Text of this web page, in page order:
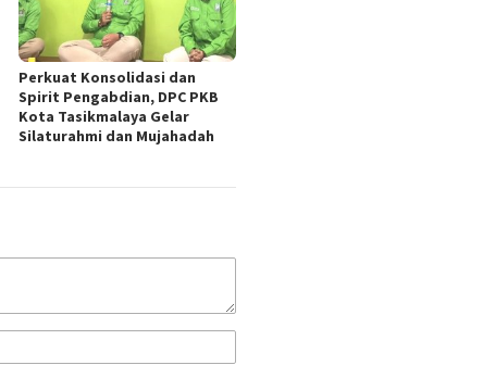
Perkuat Konsolidasi dan
Spirit Pengabdian, DPC PKB
Kota Tasikmalaya Gelar
Silaturahmi dan Mujahadah